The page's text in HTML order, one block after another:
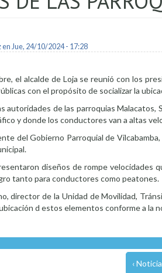
en Jue, 24/10/2024 - 17:28
el alcalde de Loja se reunió con los
con el propósito de socializar la
autoridades de las parroquias Malacatos,
y donde los conductores van a altas
del Gobierno Parroquial de
diseños de rompe velocidades
tanto para conductores como peatones.
director de la Unidad de Movilidad,
d estos elementos conforme a la
‹